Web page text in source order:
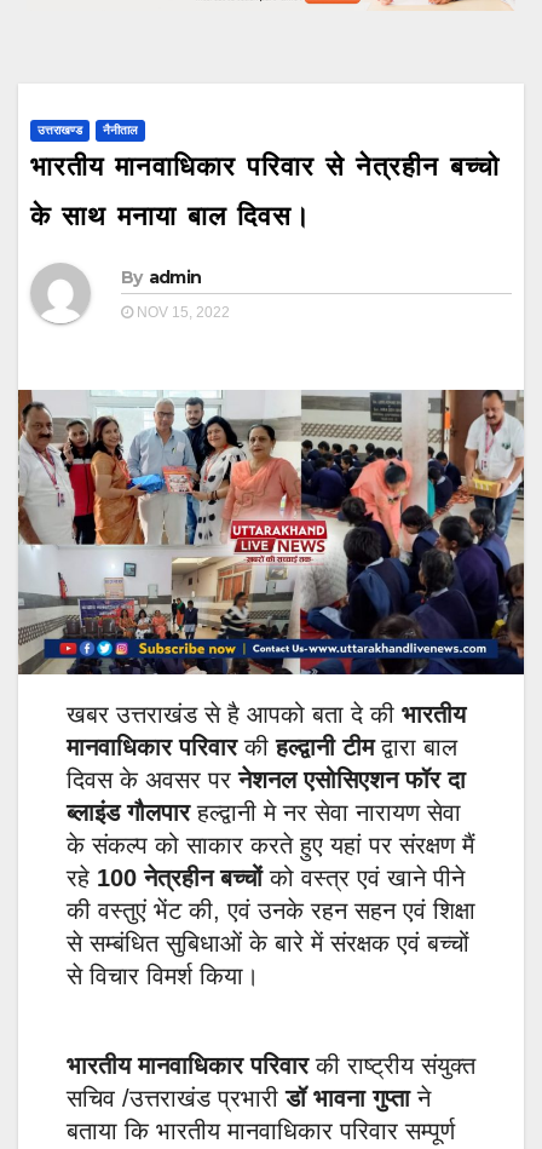
उत्तराखण्ड नैनीताल
भारतीय मानवाधिकार परिवार से नेत्रहीन बच्चो
के साथ मनाया बाल दिवस।
By admin
NOV 15, 2022
खबर उत्तराखंड से है आपको बता दे की भारतीय
मानवाधिकार परिवारकीहल्द्वानी टीमद्वारा बाल
दिवस के अवसर परनेशनल एसोसिएशन फॉर दा
ब्लाइंड गौलपारहल्द्वानी मे नर सेवा नारायण सेवा
के संकल्प को साकार करते हुए यहां पर संरक्षण मैं
रहे 100 नेत्रहीन बच्चोंको वस्त्र एवं खाने पीने
की वस्तुएं भेंट की, एवं उनके रहन सहन एवं शिक्षा
से सम्बंधित सुबिधाओं के बारे में संरक्षक एवं बच्चों
से विचार विमर्श किया।
भारतीय मानवाधिकार परिवारकी राष्ट्रीय संयुक्त
सचिव /उत्तराखंड प्रभारीडॉ भावना गुप्ताने
बताया कि भारतीय मानवाधिकार परिवार सम्पूर्ण